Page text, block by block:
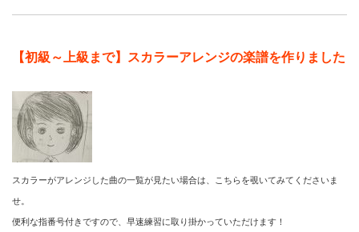
【初級～上級まで】スカラーアレンジの楽譜を作りました
スカラーがアレンジした曲の一覧が見たい場合は、こちらを覗いてみてくださいま
せ。
便利な指番号付きですので、早速練習に取り掛かっていただけます！